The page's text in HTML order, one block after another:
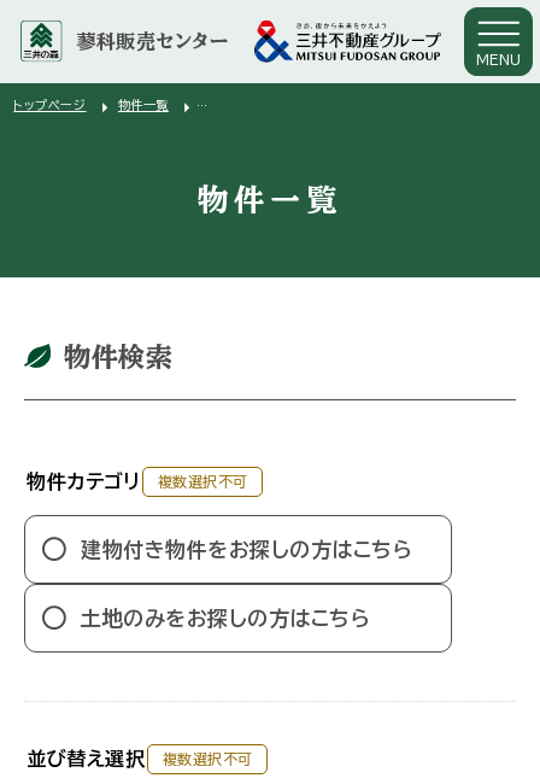
蓼科販売センター
MENU
トップページ arrow_right 物件一覧 arrow_right
物件一覧
物件検索
物件カテゴリ 複数選択不可
建物付き物件をお探しの方はこちら
土地のみをお探しの方はこちら
並び替え選択 複数選択不可